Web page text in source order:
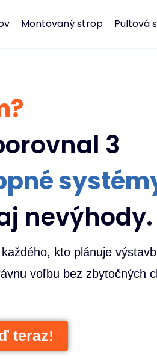
Montovaný strop Pultová
3
nevýhody.
kto plánuje
voľbu bez zbytočných
teraz!